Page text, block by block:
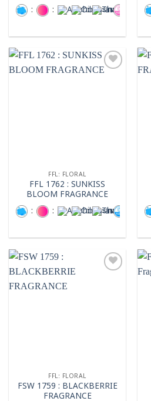
:
: : :
FFL: FLORAL
FFL 1762 : SUNKISS
BLOOM FRAGRANCE
:
: : :
FFL: FLORAL
FSW 1759 : BLACKBERRIE
FRAGRANCE